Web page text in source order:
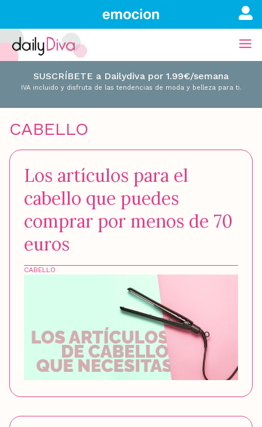
SUSCRÍBETE a Dailydiva por 1.99€/semana
IVA incluido y disfruta de las tendencias de moda y belleza para ti.
CABELLO
CABELLO
Los artículos para el
cabello que puedes
comprar por menos de 70
euros